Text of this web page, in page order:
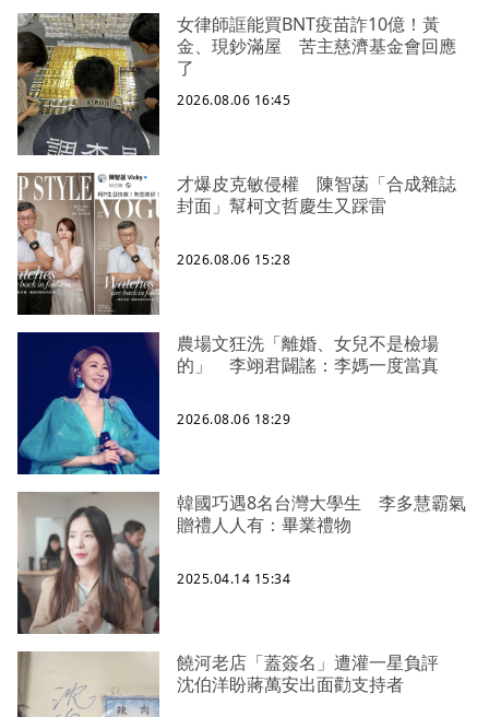
女律師誆能買BNT疫苗詐10億！黃
金、現鈔滿屋 苦主慈濟基金會回應
了
2026.08.06 16:45
才爆皮克敏侵權 陳智菡「合成雜誌
封面」幫柯文哲慶生又踩雷
2026.08.06 15:28
農場文狂洗「離婚、女兒不是檢場
的」 李翊君闢謠：李媽一度當真
2026.08.06 18:29
韓國巧遇8名台灣大學生 李多慧霸氣
贈禮人人有：畢業禮物
2025.04.14 15:34
饒河老店「蓋簽名」遭灌一星負評
沈伯洋盼蔣萬安出面勸支持者